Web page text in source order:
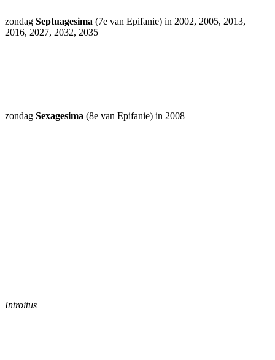
zondag Septuagesima (7e van Epifanie) in 2002, 2005, 2013,
2016, 2027, 2032, 2035
zondag Sexagesima (8e van Epifanie) in 2008
Introitus